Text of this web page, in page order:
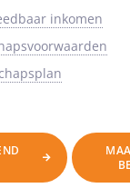
inkomen